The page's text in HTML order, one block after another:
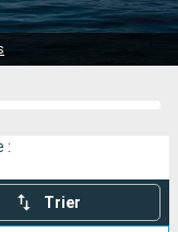
:
Trier